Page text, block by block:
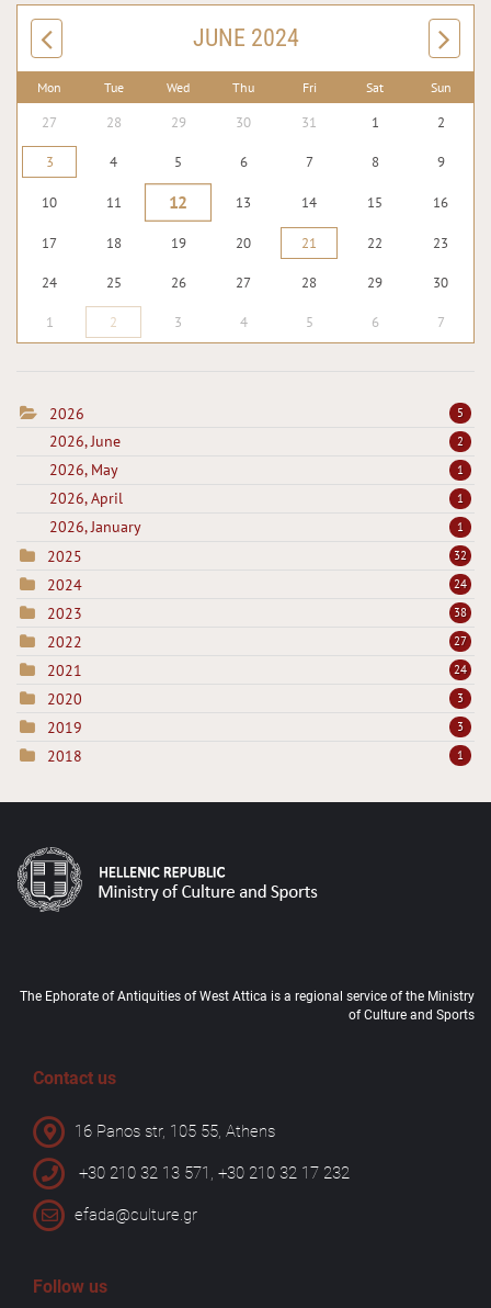
JUNE 2024
Mon Tue Wed Thu Fri Sat Sun
27 28 29 30 31 1 2
3 4 5 6 7 8 9
10 11 12 13 14 15 16
17 18 19 20 21 22 23
24 25 26 27 28 29 30
1 2 3 4 5 6 7
2026 5
2026, June 2
2026, May 1
2026, April 1
2026, January 1
2025 32
2024 24
2023 38
2022 27
2021 24
2020 3
2019 3
2018 1
The Ephorate of Antiquities of West Attica is a regional service of the Ministry
of Culture and Sports
Contact us
16 Panos str, 105 55, Athens
+30 210 32 13 571, +30 210 32 17 232
efada@culture.gr
Follow us